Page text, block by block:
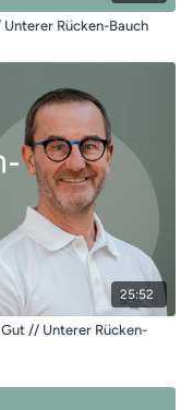
Rücken-Bauch
25:52
// Unterer Rücken-